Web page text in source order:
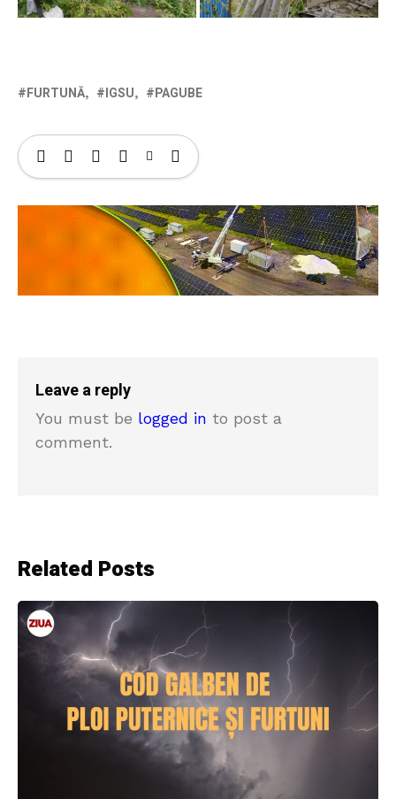
FURTUNĂ IGSU PAGUBE
Leave a reply
You must be logged in to post a
comment.
Related Posts